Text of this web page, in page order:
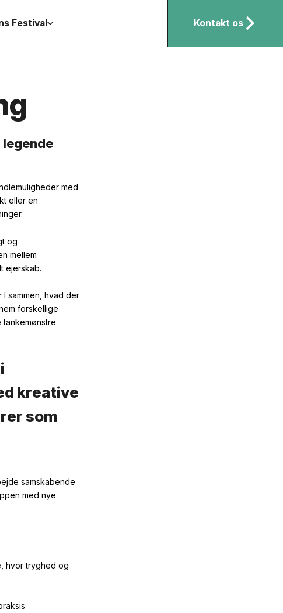
Festival Kontakt os
med
eller en
og
mellem
ejerskab.
sammen, hvad der
forskellige
kreative
som
samskabende
med nye
hvor tryghed og